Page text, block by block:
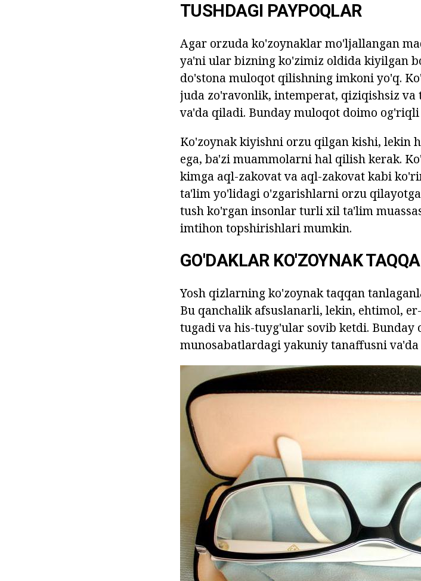
TUSHDAGI PAYPOQLAR
Agar orzuda ko'zoynaklar mo'ljallangan
ya'ni ular bizning ko'zimiz oldida kiyilgan
do'stona muloqot qilishning imkoni yo'q.
juda zo'ravonlik, intemperat, qiziqishsiz
va'da qiladi. Bunday muloqot doimo
Ko'zoynak kiyishni orzu qilgan kishi, lekin
ega, ba'zi muammolarni hal qilish kerak.
kimga aql-zakovat va aql-zakovat kabi
ta'lim yo'lidagi o'zgarishlarni orzu
tush ko'rgan insonlar turli xil ta'lim
imtihon topshirishlari mumkin.
GO'DAKLAR KO'ZOYNAK
Yosh qizlarning ko'zoynak taqqan
Bu qanchalik afsuslanarli, lekin, ehtimol,
tugadi va his-tuyg'ular sovib ketdi.
munosabatlardagi yakuniy tanaffusni